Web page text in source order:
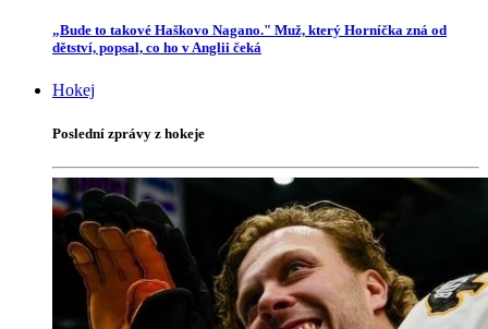
„Bude to takové Haškovo Nagano." Muž, který Horníčka zná od
dětství, popsal, co ho v Anglii čeká
Hokej
Poslední zprávy z hokeje